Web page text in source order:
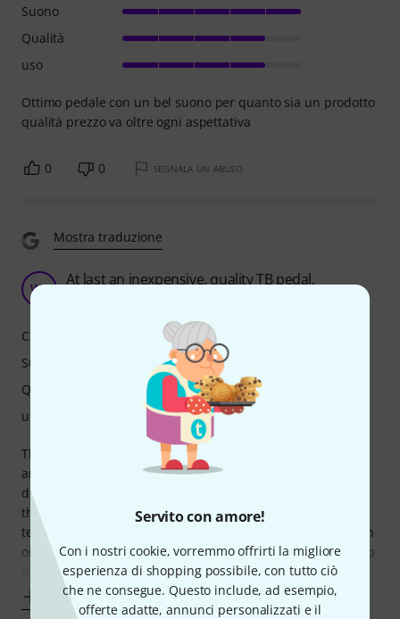
Servito con amore!
Con i nostri cookie, vorremmo offrirti la migliore
esperienza di shopping possibile, con tutto ciò
che ne consegue. Questo include, ad esempio,
offerte adatte, annunci personalizzati e il
Ottimo pedale con un bel suono per quanto sia un prodotto
qualità prezzo va oltre ogni aspettativa
Suono
Qualità
uso
0 0 SEGNALA UN ABUSO
Mostra traduzione
WF At last an inexpensive, quality TB pedal.
The original mode is glorious. It is FAT and rich sounding
and will bring smile on your face. Put everything on 10 and
dial your guitar volume accordingly. The guitar volume in
this case will act also as a tone knob *just like Page used to
tell you back in the day* . So that is sounding amazing even
on the clean channel and can get from a slight overdrive up
to face
Mostra altro
Caratteristiche
Suono
Qualità
uso